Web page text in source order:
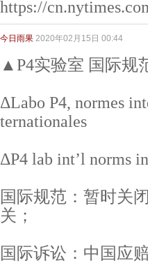
https://
今日雨果 2020年02月15日 00:44
▲P4实验室 国际规
ΔLabo P4, normes
ternationales
ΔP4 lab int’l norms
国际规范：暂时关
关；
国际诉讼：中国应